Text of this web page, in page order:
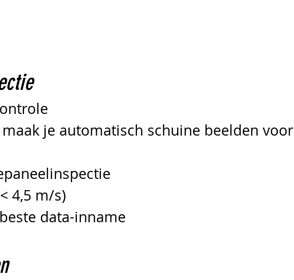
maak je automatisch schuine beelden voor
4,5 m/s)
data-inname